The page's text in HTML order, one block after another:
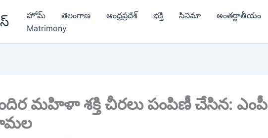
హోమ్ తెలంగాణ ఆంధ్రప్రదేశ్ భక్తి సినిమా అంతర్జాతీయం
Matrimony
మహిళా శక్తి చీరలు పంపిణీ చేసిన: ఎంపీ